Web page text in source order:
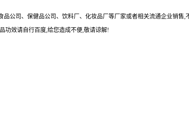
品公司、保健品公司、饮料厂、化妆品厂等厂家或者相关流通企业销售
功效请自行百度 给您造成不便 敬请谅解!